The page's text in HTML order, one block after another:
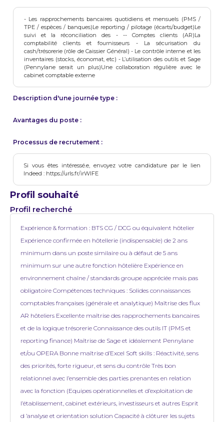
- Les rapprochements bancaires quotidiens et mensuels (PMS /
TPE / espèces / banques)Le reporting / pilotage (écarts/budget)Le
suivi et la réconciliation des - -- Comptes clients (AR)La
comptabilité clients et fournisseurs - La sécurisation du
cash/trésorerie (rôle de Caissier Général) - Le contrôle interne et les
inventaires (stocks, économat, etc) - L’utilisation des outils et Sage
(Pennylane serait un plus)Une collaboration régulière avec le
cabinet comptable externe
Description d'une journée type :
Avantages du poste :
Processus de recrutement :
Si vous êtes intéressé.e, envoyez votre candidature par le lien
Indeed : https://urls.fr/irWlFE
Profil souhaité
Profil recherché
Expérience & formation : BTS CG / DCG ou équivalent hôtelier
Expérience confirmée en hôtellerie (indispensable) de 2 ans
minimum dans un poste similaire ou à défaut de 5 ans
minimum sur une autre fonction hôtelière Expérience en
environnement chaîne / standards groupe appréciée mais pas
obligatoire Compétences techniques : Solides connaissances
comptables françaises (générale et analytique) Maîtrise des flux
AR hôteliers Excellente maîtrise des rapprochements bancaires
et de la logique trésorerie Connaissance des outils IT (PMS et
reporting finance) Maîtrise de Sage et idéalement Pennylane
et/ou OPERA Bonne maîtrise d’Excel Soft skills : Réactivité, sens
des priorités, forte rigueur, et sens du contrôle Très bon
relationnel avec l’ensemble des parties prenantes en relation
avec la fonction (Equipes opérationnelles et d’exploitation de
l’établissement, cabinet extérieurs, investisseurs et autres Esprit
d ’analyse et orientation solution Capacité à clôturer les sujets